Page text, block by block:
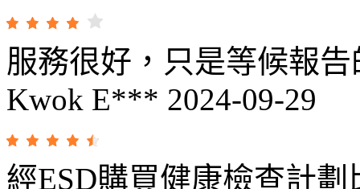
服務很好，只是等候報
Kwok E*** 2024-09-29
經ESD購買健康檢查計